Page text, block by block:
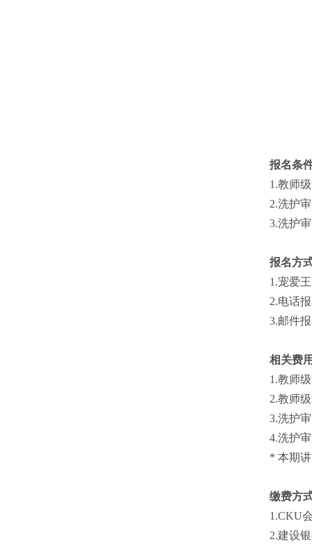
报名条
1.教师
2.洗护
3.洗护
报名方
1.宠爱
2.电话
3.邮件
相关费
1.教师
2.教师
3.洗护
4.洗护
* 本期
缴费方
1.CKU
2.建设